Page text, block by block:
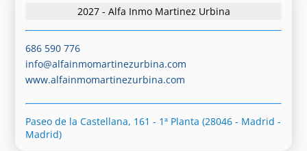
2027 - Alfa Inmo Martinez Urbina
686 590 776
info@alfainmomartinezurbina.com
www.alfainmomartinezurbina.com
Paseo de la Castellana, 161 - 1ª Planta (28046 - Madrid -
Madrid)